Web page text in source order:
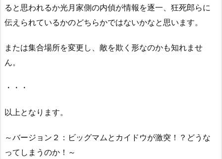
ると思われるか光月家側の内偵が情報を逐一、狂死郎らに
伝えられているかのどちらかではないかなと思います。
または集合場所を変更し、敵を欺く形なのかも知れませ
ん。
・・・
以上となります。
～バージョン２：ビッグマムとカイドウが激突！？どうな
ってしまうのか！～